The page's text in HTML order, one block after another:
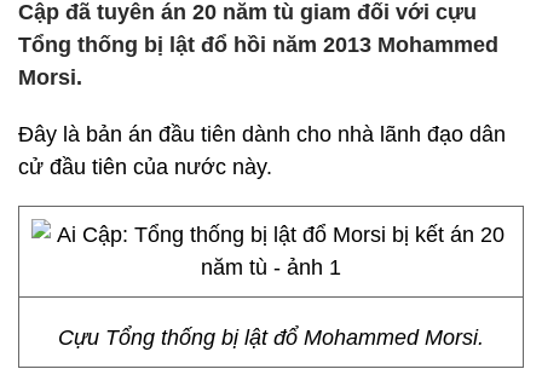
Cập đã tuyên án 20 năm tù giam đối với cựu
Tổng thống bị lật đổ hồi năm 2013 Mohammed
Morsi.
Đây là bản án đầu tiên dành cho nhà lãnh đạo dân
cử đầu tiên của nước này.
Cựu Tổng thống bị lật đổ Mohammed Morsi.